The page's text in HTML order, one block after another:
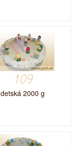
109
detská 2000 g